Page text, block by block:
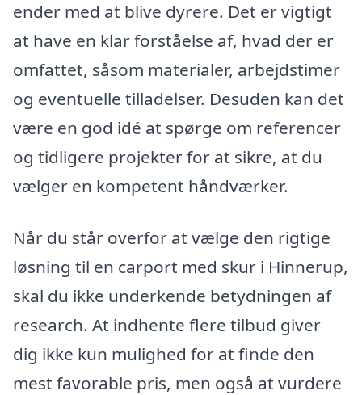
ender med at blive dyrere. Det er vigtigt
at have en klar forståelse af, hvad der er
omfattet, såsom materialer, arbejdstimer
og eventuelle tilladelser. Desuden kan det
være en god idé at spørge om referencer
og tidligere projekter for at sikre, at du
vælger en kompetent håndværker.
Når du står overfor at vælge den rigtige
løsning til en carport med skur i Hinnerup,
skal du ikke underkende betydningen af
research. At indhente flere tilbud giver
dig ikke kun mulighed for at finde den
mest favorable pris, men også at vurdere